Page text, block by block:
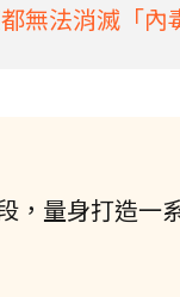
無法消滅「內
，量身打造一